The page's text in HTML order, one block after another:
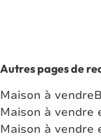
Autres pages de
Maison à vendre
Maison à vendre
Maison à vendre